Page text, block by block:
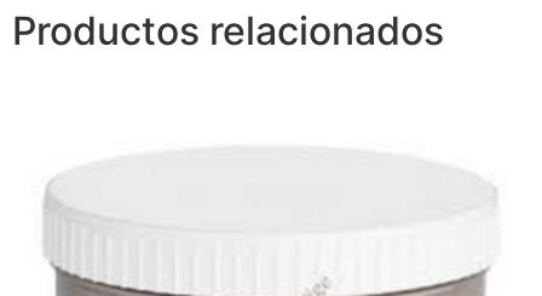
Productos relacionados